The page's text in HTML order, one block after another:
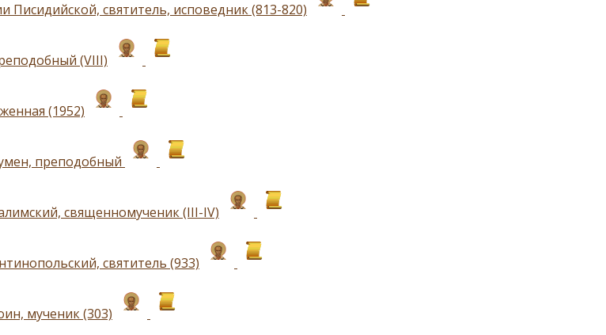
Писидийской, святитель, исповедник (813-820)
(VIII)
(1952)
преподобный
священномученик (III-IV)
святитель (933)
мученик (303)